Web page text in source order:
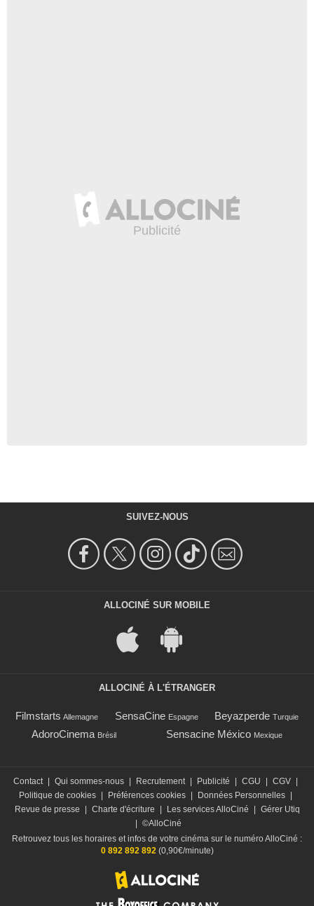
SUIVEZ-NOUS
ALLOCINÉ SUR MOBILE
ALLOCINÉ À L'ÉTRANGER
Filmstarts Allemagne SensaCine Espagne Beyazperde Turquie
AdoroCinema Brésil Sensacine México Mexique
Contact | Qui sommes-nous | Recrutement | Publicité | CGU | CGV |
Politique de cookies | Préférences cookies | Données Personnelles |
Revue de presse
| Charte d'écriture | Les services AlloCiné | Gérer Utiq
| ©AlloCiné
Retrouvez tous les horaires et infos de votre cinéma sur le numéro AlloCiné :
0 892 892 892 (0,90€/minute)